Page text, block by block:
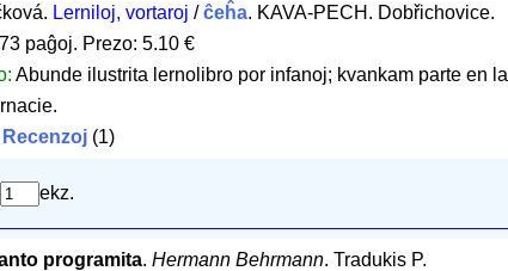
Lerniloj, vortaroj /ĉeĥa. KAVA-PECH. Dobřichovice.
73 paĝoj. Prezo: 5.10 €
Abunde ilustrita lernolibro por infanoj; kvankam parte en la
Recenzoj (1)
ekz.
programita. Hermann Behrmann. Tradukis P.